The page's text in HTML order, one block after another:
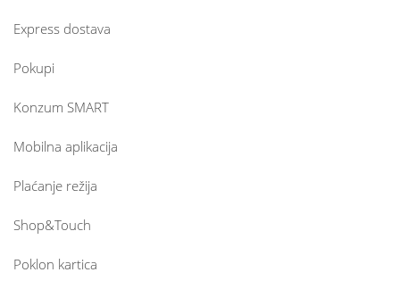
Express dostava
Pokupi
Konzum SMART
Mobilna aplikacija
Plaćanje režija
Shop&Touch
Poklon kartica